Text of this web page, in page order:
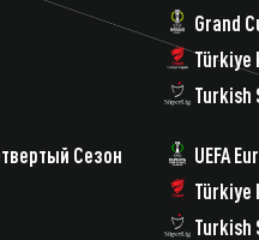
Grand
Türkiye
Turkish
Сезон
UEFA
Türkiye
Turkish